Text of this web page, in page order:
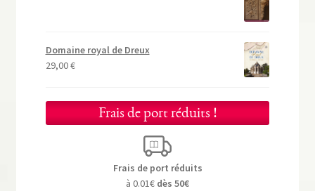
Domaine royal de Dreux
29,00€
Frais de port réduits !
Frais de port réduits
à 0.01€ dès 50€